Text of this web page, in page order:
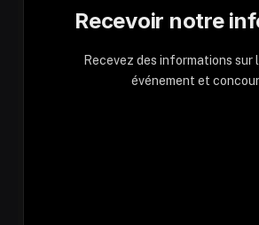
Recevoir notre
Recevez des informations sur
événement et